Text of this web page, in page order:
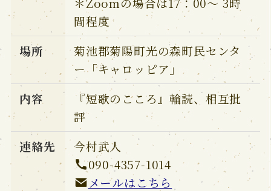
間程度
場所
菊池郡菊陽町光の森町民センタ
ー「キャロッピア」
内容
『短歌のこころ』輪読、相互批
評
連絡先
今村武人
090-4357-1014
メールはこちら